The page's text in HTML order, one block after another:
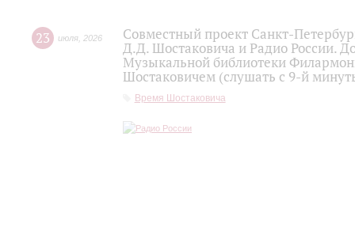
23 июля 2026
Совместный проект Санкт-
Д.Д. Шостаковича и Радио России.
Музыкальной библиотеки
Шостаковичем (слушать с 9-й
Время Шостаковича